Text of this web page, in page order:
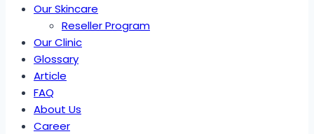
Our Skincare
Reseller Program
Our Clinic
Glossary
Article
FAQ
About Us
Career